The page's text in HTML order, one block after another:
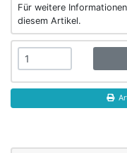
Für weitere
diesem Artikel.